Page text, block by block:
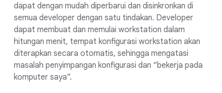
dapat dengan mudah diperbarui dan disinkronkan di
semua developer dengan satu tindakan. Developer
dapat membuat dan memulai workstation dalam
hitungan menit, tempat konfigurasi workstation akan
diterapkan secara otomatis, sehingga mengatasi
masalah penyimpangan konfigurasi dan “bekerja pada
komputer saya”.